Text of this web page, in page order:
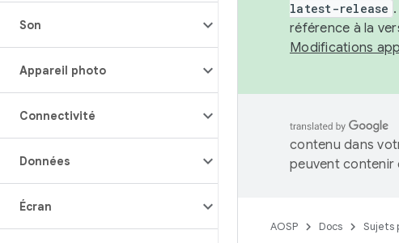
Son
Appareil photo
Connectivité
Données
Écran
latest-release
référence à la
Modifications
contenu dans
peuvent contenir
AOSP Docs Sujets